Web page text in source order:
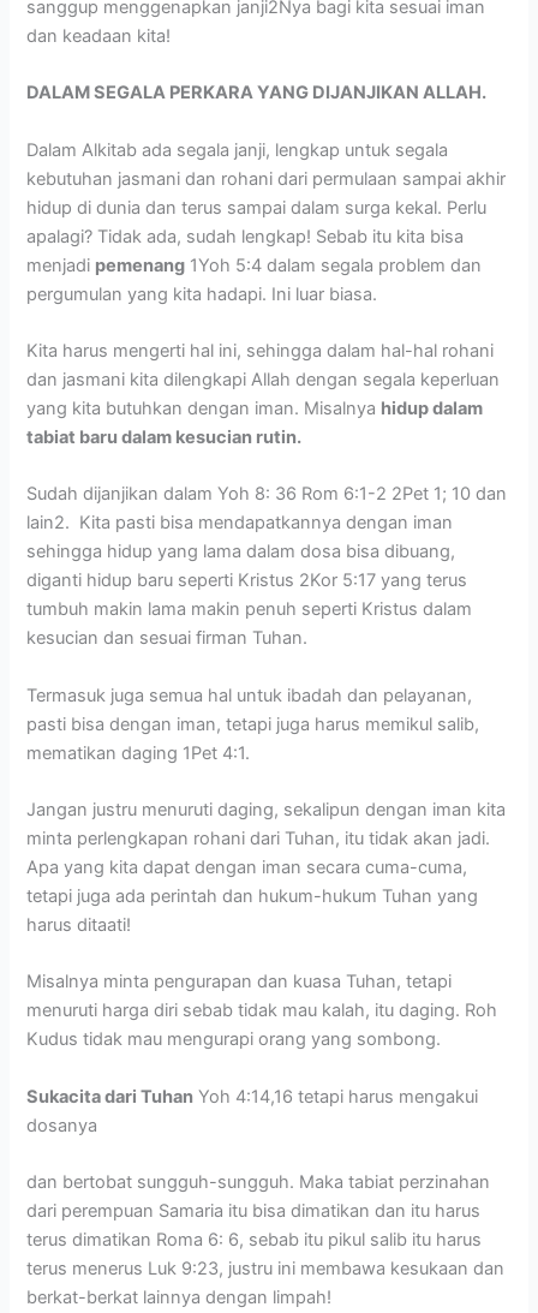
sanggup menggenapkan janji2Nya bagi kita sesuai iman
dan keadaan kita!
DALAM SEGALA PERKARA YANG DIJANJIKAN ALLAH.
Dalam Alkitab ada segala janji, lengkap untuk segala
kebutuhan jasmani dan rohani dari permulaan sampai akhir
hidup di dunia dan terus sampai dalam surga kekal. Perlu
apalagi? Tidak ada, sudah lengkap! Sebab itu kita bisa
menjadi pemenang 1Yoh 5:4 dalam segala problem dan
pergumulan yang kita hadapi. Ini luar biasa.
Kita harus mengerti hal ini, sehingga dalam hal-hal rohani
dan jasmani kita dilengkapi Allah dengan segala keperluan
yang kita butuhkan dengan iman. Misalnya hidup dalam
tabiat baru dalam kesucian rutin.
Sudah dijanjikan dalam Yoh 8: 36 Rom 6:1-2 2Pet 1; 10 dan
lain2. Kita pasti bisa mendapatkannya dengan iman
sehingga hidup yang lama dalam dosa bisa dibuang,
diganti hidup baru seperti Kristus 2Kor 5:17 yang terus
tumbuh makin lama makin penuh seperti Kristus dalam
kesucian dan sesuai firman Tuhan.
Termasuk juga semua hal untuk ibadah dan pelayanan,
pasti bisa dengan iman, tetapi juga harus memikul salib,
mematikan daging 1Pet 4:1.
Jangan justru menuruti daging, sekalipun dengan iman kita
minta perlengkapan rohani dari Tuhan, itu tidak akan jadi.
Apa yang kita dapat dengan iman secara cuma-cuma,
tetapi juga ada perintah dan hukum-hukum Tuhan yang
harus ditaati!
Misalnya minta pengurapan dan kuasa Tuhan, tetapi
menuruti harga diri sebab tidak mau kalah, itu daging. Roh
Kudus tidak mau mengurapi orang yang sombong.
Sukacita dari Tuhan Yoh 4:14,16 tetapi harus mengakui
dosanya
dan bertobat sungguh-sungguh. Maka tabiat perzinahan
dari perempuan Samaria itu bisa dimatikan dan itu harus
terus dimatikan Roma 6: 6, sebab itu pikul salib itu harus
terus menerus Luk 9:23, justru ini membawa kesukaan dan
berkat-berkat lainnya dengan limpah!